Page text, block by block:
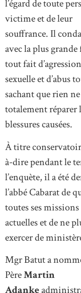
l’égard de toute
victime et de leur
souffrance. Il
avec la plus
tout fait d’agression
sexuelle et d’abus
sachant que rien
totalement réparer
blessures causées.
À titre
à-dire pendant le
l’enquète, il a été
l’abbé Cabarat de
toutes ses missions
actuelles et de ne
exercer de
Mgr Batut a
PèreMartin
Adanke